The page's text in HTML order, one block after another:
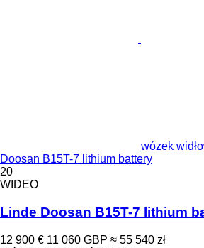
wózek
Doosan B15T-7 lithium battery
20
WIDEO
Linde Doosan B15T-7 lithium
12 900 € 11 060 GBP ≈ 55 540 zł